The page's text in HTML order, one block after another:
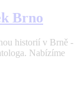
Brno
historií v Brně -
Nabízíme